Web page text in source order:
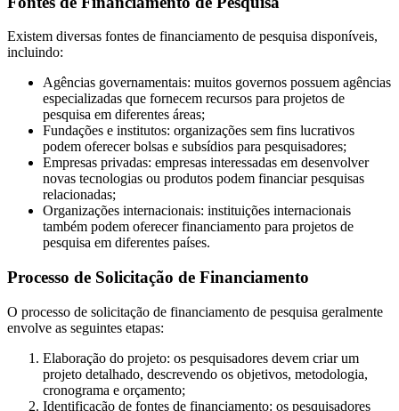
Existem diversas fontes de financiamento de pesquisa disponíveis,
incluindo:
Agências governamentais: muitos governos possuem agências
especializadas que fornecem recursos para projetos de
pesquisa em diferentes áreas;
Fundações e institutos: organizações sem fins lucrativos
podem oferecer bolsas e subsídios para pesquisadores;
Empresas privadas: empresas interessadas em desenvolver
novas tecnologias ou produtos podem financiar pesquisas
relacionadas;
Organizações internacionais: instituições internacionais
também podem oferecer financiamento para projetos de
pesquisa em diferentes países.
Processo de Solicitação de Financiamento
O processo de solicitação de financiamento de pesquisa geralmente
envolve as seguintes etapas:
Elaboração do projeto: os pesquisadores devem criar um
projeto detalhado, descrevendo os objetivos, metodologia,
cronograma e orçamento;
Identificação de fontes de financiamento: os pesquisadores